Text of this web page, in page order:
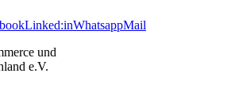
Linked:inWhatsappMail
und
e.V.